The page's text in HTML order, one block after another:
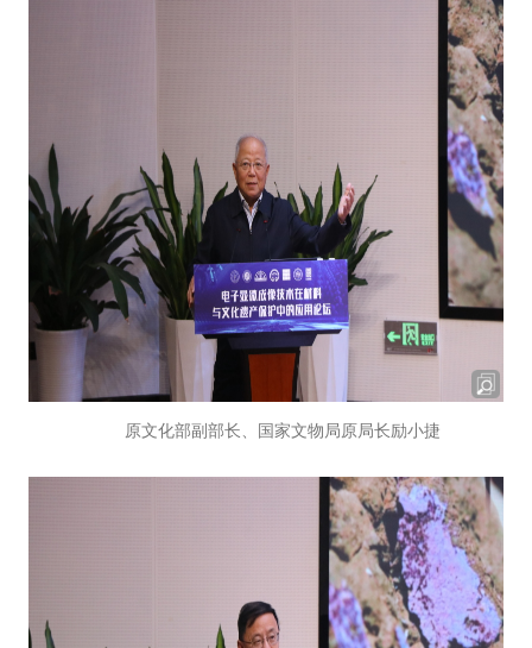
原文化部副部长、国家文物局原局长励小捷